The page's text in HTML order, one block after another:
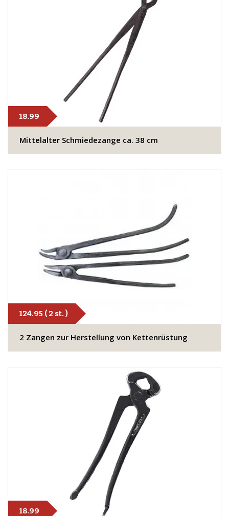
18.99
Mittelalter Schmiedezange ca. 38 cm
124.95 ( 2 st. )
2 Zangen zur Herstellung von Kettenrüstung
18.99